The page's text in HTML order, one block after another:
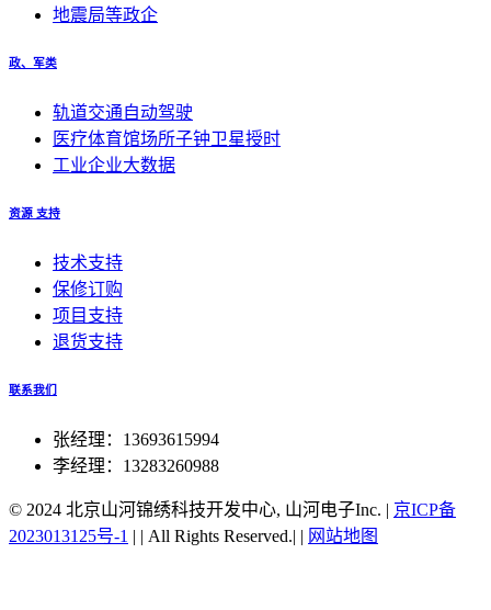
地震局等政企
政、军类
轨道交通自动驾驶
医疗体育馆场所子钟卫星授时
工业企业大数据
资源 支持
技术支持
保修订购
项目支持
退货支持
联系我们
张经理：13693615994
李经理：13283260988
© 2024 北京山河锦绣科技开发中心, 山河电子Inc. | 京ICP备
2023013125号-1 | | All Rights Reserved.| | 网站地图